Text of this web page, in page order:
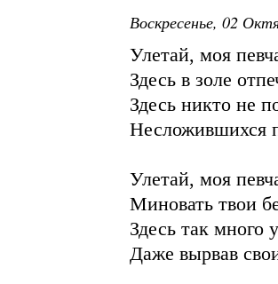
Воскресенье, 02
Улетай, моя
Здесь в золе
Здесь никто не
Несложившихся
Улетай, моя
Миновать твои
Здесь так много
Даже вырвав